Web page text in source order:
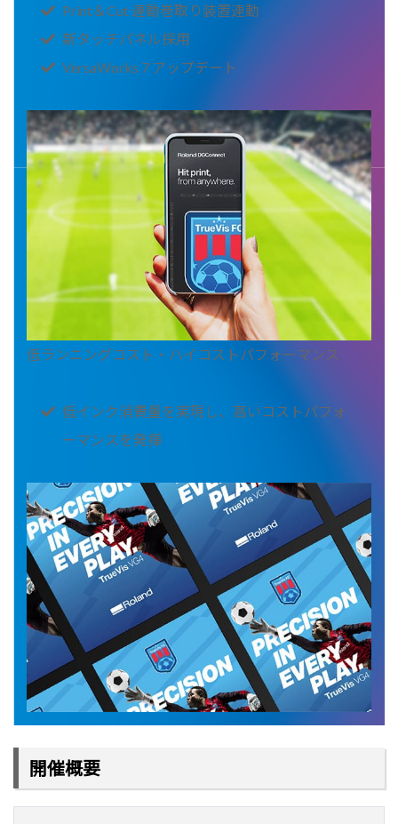
Print＆Cut 連動巻取り装置連動
新タッチパネル採用
VersaWorks 7 アップデート
低ランニングコスト・ハイコストパフォーマンス
低インク消費量を実現し、高いコストパフォ
ーマンスを発揮
開催概要